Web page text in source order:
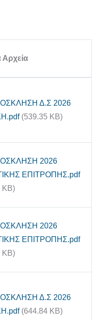
Αρχεία
Δ.Σ 2026
(539.35 KB)
2026
ΕΠΙΤΡΟΠΗΣ.pdf
KB)
2026
ΕΠΙΤΡΟΠΗΣ.pdf
KB)
Δ.Σ 2026
(644.84 KB)